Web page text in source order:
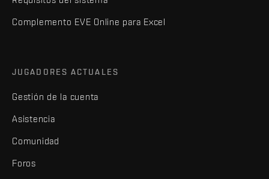
Complemento EVE Online para Excel
JUGADORES ACTUALES
Gestión de la cuenta
Asistencia
Comunidad
Foros